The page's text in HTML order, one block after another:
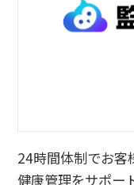
24時間体制でお客
健康管理をサポー